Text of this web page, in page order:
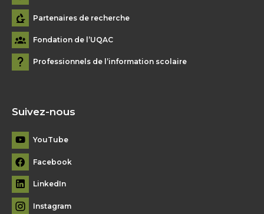
Partenaires de recherche
Fondation de l’UQAC
Professionnels de l’information scolaire
Suivez-nous
YouTube
Facebook
LinkedIn
Instagram